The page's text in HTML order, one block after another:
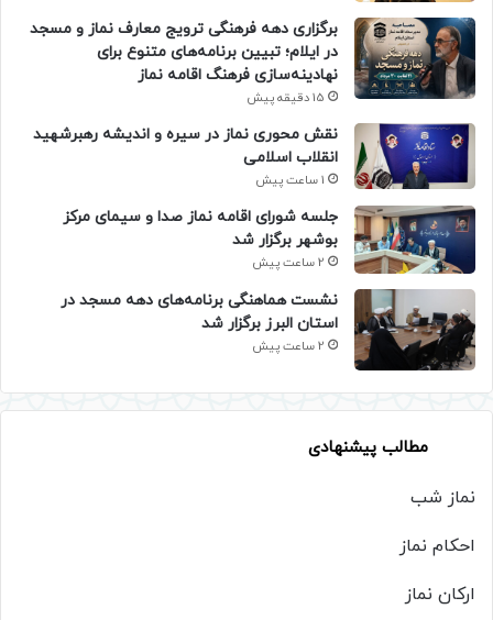
برگزاری دهه فرهنگی ترویج معارف نماز و مسجد
در ایلام؛ تبیین برنامه‌های متنوع برای
نهادینه‌سازی فرهنگ اقامه نماز
15 دقیقه پیش
نقش محوری نماز در سیره و اندیشه رهبرشهید
انقلاب اسلامی
1 ساعت پیش
جلسه شورای اقامه نماز صدا و سیمای مرکز
بوشهر برگزار شد
2 ساعت پیش
نشست هماهنگی برنامه‌های دهه مسجد در
استان البرز برگزار شد
2 ساعت پیش
مطالب پیشنهادی
نماز شب
احکام نماز
ارکان نماز